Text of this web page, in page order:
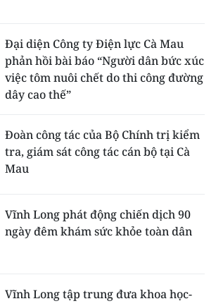
Đại diện Công ty Điện lực Cà Mau
phản hồi bài báo “Người dân bức xúc
việc tôm nuôi chết do thi công đường
dây cao thế”
Đoàn công tác của Bộ Chính trị kiểm
tra, giám sát công tác cán bộ tại Cà
Mau
Vĩnh Long phát động chiến dịch 90
ngày đêm khám sức khỏe toàn dân
Vĩnh Long tập trung đưa khoa học-